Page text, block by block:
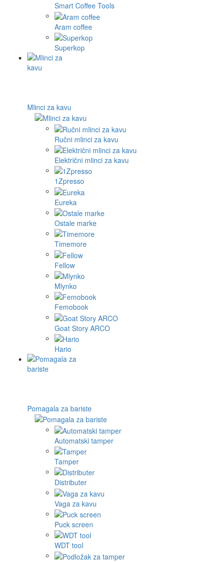
Smart Coffee Tools
Aram coffee
Superkop
Mlinci za kavu
Ručni mlinci za kavu
Električni mlinci za kavu
1Zpresso
Eureka
Ostale marke
Timemore
Fellow
Mlynko
Femobook
Goat Story ARCO
Hario
Pomagala za bariste
Automatski tamper
Tamper
Distributer
Vaga za kavu
Puck screen
WDT tool